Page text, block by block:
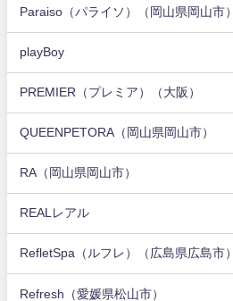
Paraiso（パライソ）（岡山県岡山市）
playBoy
PREMIER（プレミア）（大阪）
QUEENPETORA（岡山県岡山市）
RA（岡山県岡山市）
REALレアル
RefletSpa（ルフレ）（広島県広島市）
Refresh（愛媛県松山市）